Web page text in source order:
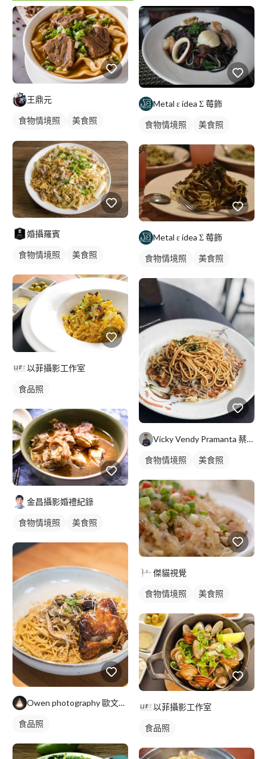
王鼎元
食物情境照
美食照
婚攝羅賓
食物情境照 美食照
以菲攝影工作室
食品照
金昌攝影婚禮紀錄
食物情境照 美食照
Owen photography 歐文攝影
食品照
Metal ε idea Σ 莓飾
食物情境照 美食照
Metal ε idea Σ 莓飾
食物情境照 美食照
Vicky Vendy Pramanta 蔡貴豐
食物情境照 美食照
傑貓視覺
食物情境照 美食照
以菲攝影工作室
食品照